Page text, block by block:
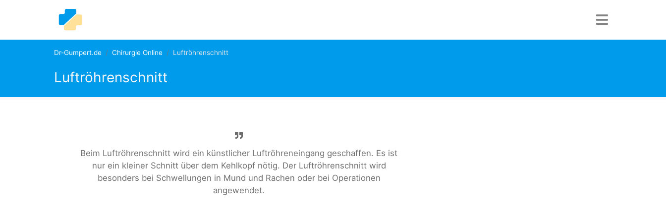
Dr-Gumpert.de Chirurgie Online Luftröhrenschnitt
Luftröhrenschnitt
Beim Luftröhrenschnitt wird ein künstlicher Luftröhreneingang geschaffen. Es ist
nur ein kleiner Schnitt über dem Kehlkopf nötig. Der Luftröhrenschnitt wird
besonders bei Schwellungen in Mund und Rachen oder bei Operationen
angewendet.